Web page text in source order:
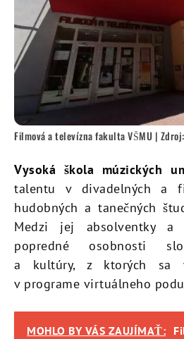
Filmová a televízna fakulta VŠMU |
Vysoká škola múzických
talentu v divadelných a
hudobných a tanečných
Medzi jej absolventky a
popredné osobnosti
a kultúry, z ktorých sa
v programe virtuálneho
MOHLO BY VÁS ZAUJÍMAŤ: